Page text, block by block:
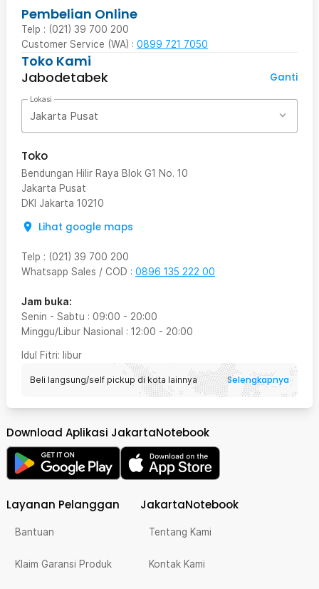
Pembelian Online
Telp : (021) 39 700 200
Customer Service (WA) : 0899 721 7050
Toko Kami
Jabodetabek
Ganti
Lokasi
Jakarta Pusat
Toko
Bendungan Hilir Raya Blok G1 No. 10
Jakarta Pusat
DKI Jakarta 10210
Lihat google maps
Telp : (021) 39 700 200
Whatsapp Sales / COD : 0896 135 222 00
Jam buka:
Senin - Sabtu : 09:00 - 20:00
Minggu/Libur Nasional : 12:00 - 20:00
Idul Fitri: libur
Beli langsung/self pickup di kota lainnya Selengkapnya
Download Aplikasi JakartaNotebook
Layanan Pelanggan
Bantuan
Klaim Garansi Produk
JakartaNotebook
Tentang Kami
Kontak Kami